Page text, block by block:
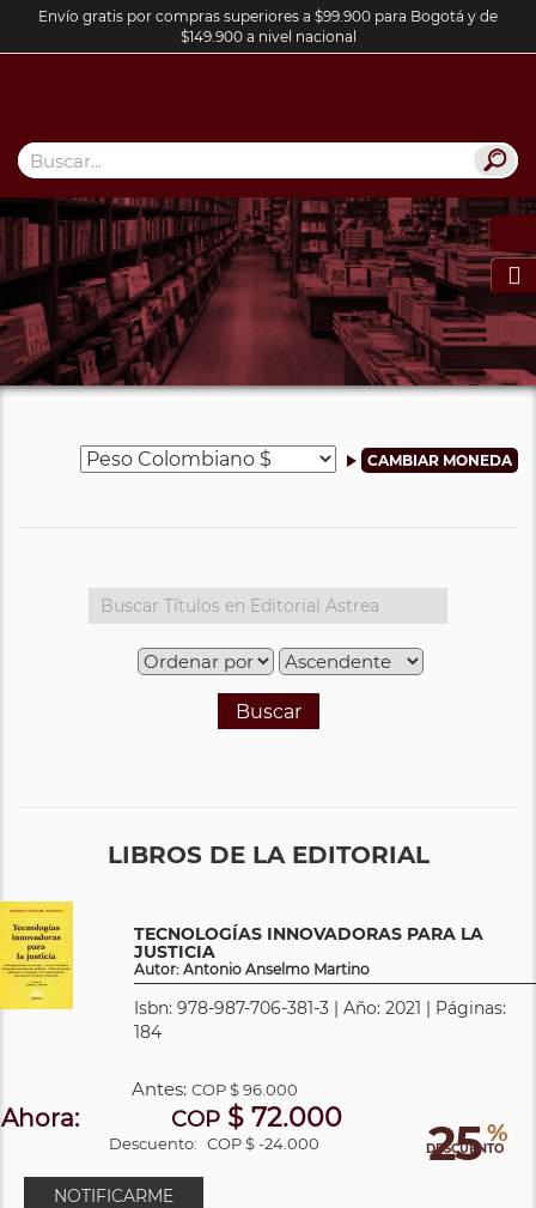
Envío gratis por compras superiores a $99.900 para Bogotá y de
$149.900 a nivel nacional

Buscar
LIBROS DE LA EDITORIAL
TECNOLOGÍAS INNOVADORAS PARA LA
JUSTICIA
Autor: Antonio Anselmo Martino
Isbn: 978-987-706-381-3 | Año: 2021 | Páginas:
184
25 %
DESCUENTO
Antes: COP$ 96.000
Ahora: COP$ 72.000
Descuento: COP $ -24.000
NOTIFICARME